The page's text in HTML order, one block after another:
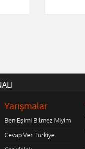
Yarışmalar
Ben Eşimi Bilmez Miyim
Cevap Ver Türkiye